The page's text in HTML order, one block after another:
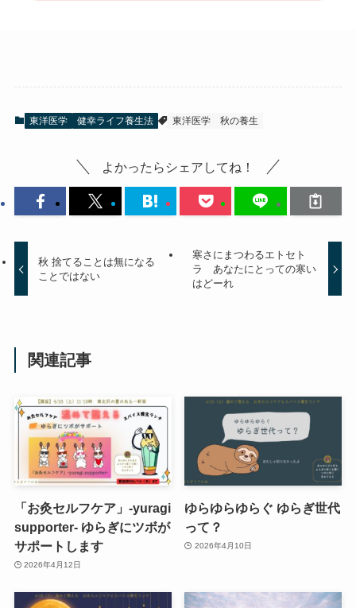
東洋医学 健幸ライフ養生法 東洋医学 秋の養生
よかったらシェアしてね！
秋 捨てることは無になる
ことではない
寒さにまつわるエトセト
ラ あなたにとっての寒い
はどーれ
関連記事
「お灸セルフケア」-yuragi
supporter- ゆらぎにツボが
サポートします
2026年4月12日
ゆらゆらゆらぐ ゆらぎ世代
って？
2026年4月10日